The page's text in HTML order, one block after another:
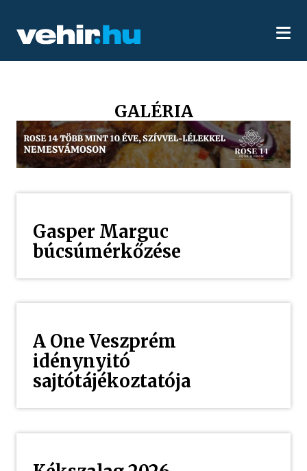
GALÉRIA
Gasper Marguc
búcsúmérkőzése
A One Veszprém
idénynyitó
sajtótájékoztatója